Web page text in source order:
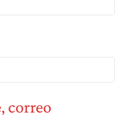
correo